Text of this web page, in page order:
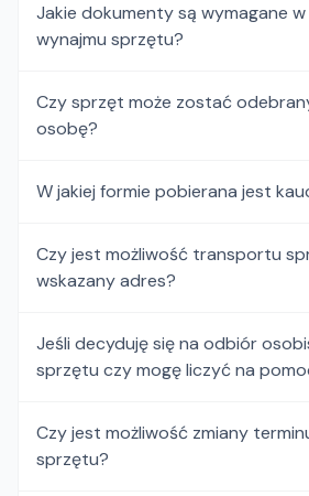
Jakie dokumenty są wymagane w
wynajmu sprzętu?
Czy sprzęt może zostać
osobę?
W jakiej formie pobierana jest
Czy jest możliwość transportu
wskazany adres?
Jeśli decyduję się na odbiór
sprzętu czy mogę liczyć na
Czy jest możliwość zmiany
sprzętu?